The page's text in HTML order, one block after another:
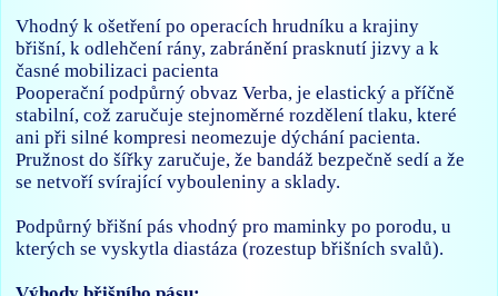
Vhodný k ošetření po operacích hrudníku a krajiny
břišní, k odlehčení rány, zabránění prasknutí jizvy a k
časné mobilizaci pacienta
Pooperační podpůrný obvaz Verba, je elastický a příčně
stabilní, což zaručuje stejnoměrné rozdělení tlaku, které
ani při silné kompresi neomezuje dýchání pacienta.
Pružnost do šířky zaručuje, že bandáž bezpečně sedí a že
se netvoří svírající vybouleniny a sklady.
Podpůrný břišní pás vhodný pro maminky po porodu, u
kterých se vyskytla diastáza (rozestup břišních svalů).